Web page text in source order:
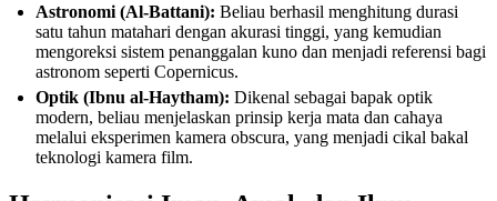
Astronomi (Al-Battani): Beliau berhasil menghitung durasi
satu tahun matahari dengan akurasi tinggi, yang kemudian
mengoreksi sistem penanggalan kuno dan menjadi referensi bagi
astronom seperti Copernicus.
Optik (Ibnu al-Haytham): Dikenal sebagai bapak optik
modern, beliau menjelaskan prinsip kerja mata dan cahaya
melalui eksperimen kamera obscura, yang menjadi cikal bakal
teknologi kamera film.